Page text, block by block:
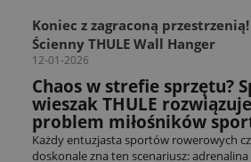
Koniec z zagraconą
Ścienny THULE Wall Hanger
12-01-2026
Chaos w strefie sprzętu?
wieszak THULE
problem miłośników
Każdy entuzjasta sportów rowerowych
doskonale zna ten scenariusz: